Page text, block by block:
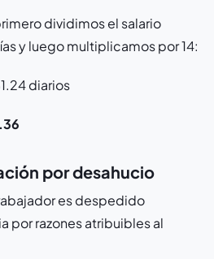
dividimos el salario
y luego multiplicamos por 14:
diarios
por desahucio
es despedido
por razones atribuibles al